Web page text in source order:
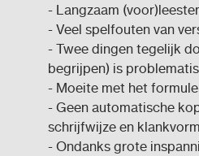
- Langzaam
- Veel spelfouten van
- Twee dingen tegelijk
begrijpen) is
- Moeite met het
- Geen automatische
schrijfwijze en
- Ondanks grote